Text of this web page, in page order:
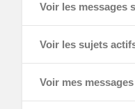
Voir les messages
Voir les sujets
Voir mes messages